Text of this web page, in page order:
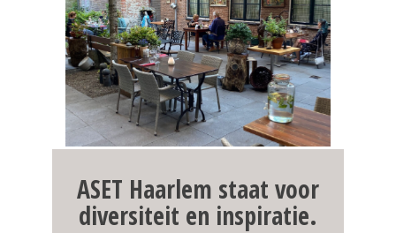
ASET Haarlem staat voor
diversiteit en inspiratie.